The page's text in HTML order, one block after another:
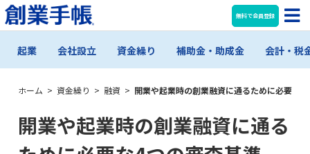
無料で会員登録
起業 会社設立 資金繰り 補助金・助成金 会計・税
ホーム > 資金繰り > 融資 > 開業や起業時の創業融資に通るために必要な4
開業や起業時の創業融資に通る